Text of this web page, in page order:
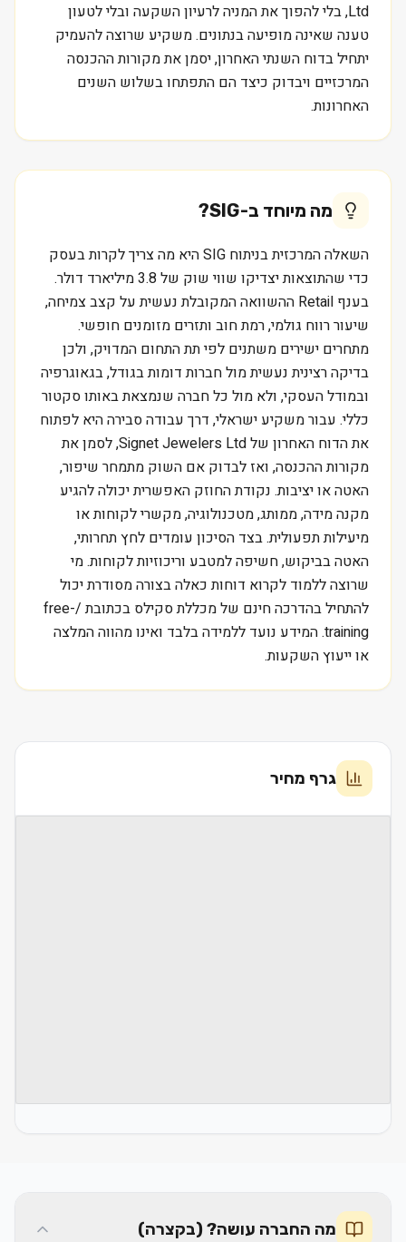
Ltd, בלי להפוך את המניה לרעיון השקעה ובלי לטעון
טענה שאינה מופיעה בנתונים. משקיע שרוצה להעמיק
יתחיל בדוח השנתי האחרון, יסמן את מקורות ההכנסה
המרכזיים ויבדוק כיצד הם התפתחו בשלוש השנים
האחרונות.
מה מיוחד ב-SIG
?
השאלה המרכזית בניתוח SIG היא מה צריך לקרות בעסק
כדי שהתוצאות יצדיקו שווי שוק של 3.8 מיליארד דולר.
בענף Retail ההשוואה המקובלת נעשית על קצב צמיחה,
שיעור רווח גולמי, רמת חוב ותזרים מזומנים חופשי.
מתחרים ישירים משתנים לפי תת התחום המדויק, ולכן
בדיקה רצינית נעשית מול חברות דומות בגודל, בגאוגרפיה
ובמודל העסקי, ולא מול כל חברה שנמצאת באותו סקטור
כללי. עבור משקיע ישראלי, דרך עבודה סבירה היא לפתוח
את הדוח האחרון של Signet Jewelers Ltd, לסמן את
מקורות ההכנסה, ואז לבדוק אם השוק מתמחר שיפור,
האטה או יציבות. נקודת החוזק האפשרית יכולה להגיע
מקנה מידה, ממותג, מטכנולוגיה, מקשרי לקוחות או
מיעילות תפעולית. בצד הסיכון עומדים לחץ תחרותי,
האטה בביקוש, חשיפה למטבע וריכוזיות לקוחות. מי
שרוצה ללמוד לקרוא דוחות כאלה בצורה מסודרת יכול
להתחיל בהדרכה חינם של מכללת סקילס בכתובת /free-
training. המידע נועד ללמידה בלבד ואינו מהווה המלצה
או ייעוץ השקעות.
גרף מחיר
מה החברה עושה? (בקצרה)